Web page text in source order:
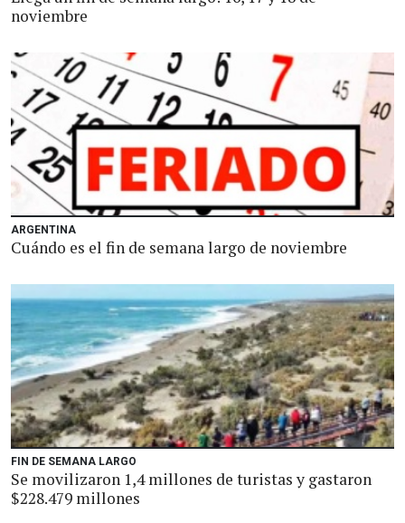
noviembre
ARGENTINA
Cuándo es el fin de semana largo de noviembre
FIN DE SEMANA LARGO
Se movilizaron 1,4 millones de turistas y gastaron
$228.479 millones